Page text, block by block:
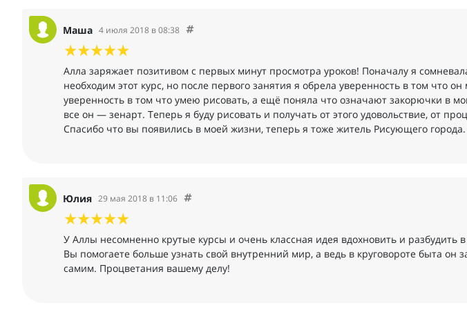
Маша 4 июля 2018 в 08:38
Алла заряжает позитивом с первых минут просмотра уроков! Поначалу я
необходим этот курс, но после первого занятия я обрела уверенность в том что
уверенность в том что умею рисовать, а ещё поняла что означают закорючки в
все он — зенарт. Теперь я буду рисовать и получать от этого удовольствие, от
Спасибо что вы появились в моей жизни, теперь я тоже житель Рисующего города.
Юлия 29 мая 2018 в 11:06
У Аллы несомненно крутые курсы и очень классная идея вдохновить и разбудить в
Вы помогаете больше узнать свой внутренний мир, а ведь в круговороте быта он
самим. Процветания вашему делу!